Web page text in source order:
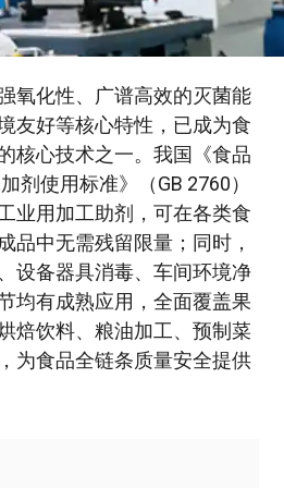
氧化性、广谱高效的灭菌能
友好等核心特性，已成为食
核心技术之一。我国《食品
剂使用标准》（GB 2760）
业用加工助剂，可在各类食
品中无需残留限量；同时，
设备器具消毒、车间环境净
均有成熟应用，全面覆盖果
焙饮料、粮油加工、预制菜
为食品全链条质量安全提供